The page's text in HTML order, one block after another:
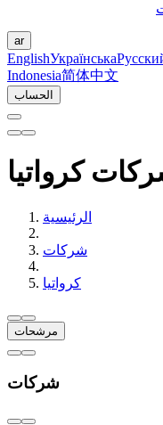
ar
EnglishУкраїнська
Indonesia简体中文
الحساب
كرواتيا
الرئيسية
شركات
كرواتيا
مرشحات
شركات